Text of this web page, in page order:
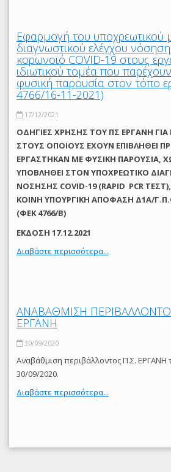
Εφαρμογή του υποχρεωτικού
διαγνωστικού ελέγχου
κορωνοϊό COVID-19 στους
ιδιωτικού τομέα που
φυσική παρουσία στον τόπο
4766/16-11-2021)
17/12/2021
ΟΔΗΓΙΕΣ ΧΡΗΣΗΣ ΤΟΥ ΠΣ ΕΡΓΑΝΗ
ΣΤΟΥΣ ΟΠΟΙΟΥΣ ΕΧΟΥΝ ΕΠΙΒΛΗΘΕΙ
ΕΡΓΑΣΤΗΚΑΝ ΜΕ ΦΥΣΙΚΗ ΠΑΡΟΥΣΙΑ,
ΥΠΟΒΛΗΘΕΙ ΣΤΟΝ ΥΠΟΧΡΕΩΤΙΚΟ
ΝΟΣΗΣΗΣ COVID-19 (RAPID PCR
ΚΟΙΝΗ ΥΠΟΥΡΓΙΚΗ ΑΠΟΦΑΣΗ Δ1Α/
(ΦΕΚ 4766/Β)
ΕΚΔΟΣΗ 17.12.2021
Διαβάστε περισσότερα...
ΑΝΑΒΑΘΜΙΣΗ
ΕΡΓΑΝΗ
30/09/2020
Αναβάθμιση περιβάλλοντος Π.Σ. ΕΡΓΑΝΗ
30/09/2020.
Διαβάστε περισσότερα...